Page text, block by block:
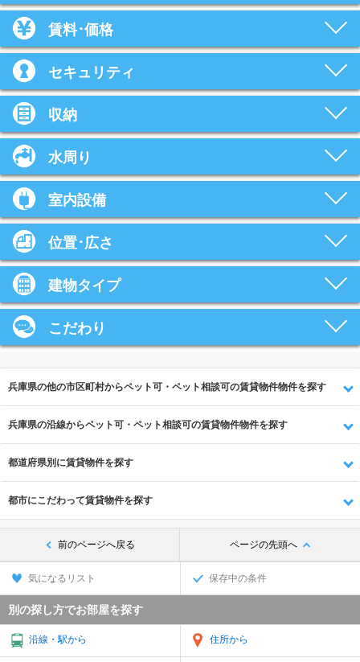
賃料･価格
セキュリティ
収納
水周り
室内設備
位置･広さ
建物タイプ
こだわり
兵庫県の他の市区町村からペット可・ペット相談可の賃貸物件物件を探す
兵庫県の沿線からペット可・ペット相談可の賃貸物件物件を探す
都道府県別に賃貸物件を探す
都市にこだわって賃貸物件を探す
前のページへ戻る ページの先頭へ
気になるリスト 保存中の条件
別の探し方でお部屋を探す
沿線・駅から 住所から